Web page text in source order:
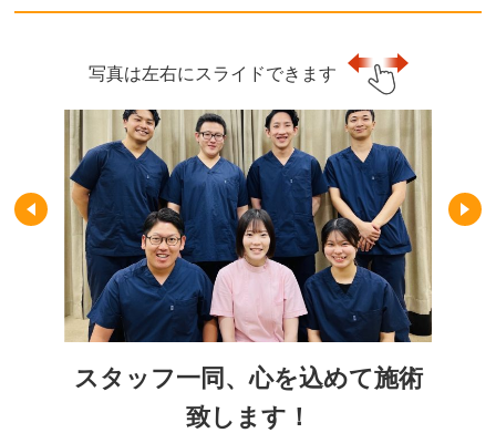
写真は左右にスライドできます
スタッフ一同、心を込めて施術
致します！